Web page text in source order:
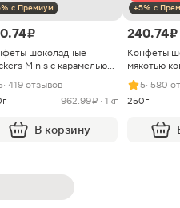
с Премиум
₽
шоколадные
Minis с карамелью
и нугой
· 419 отзывов
962.99 ₽ · 1кг
В корзину
+5% с
240.74 ₽
Конфеты
мякотью
5· 580
250г